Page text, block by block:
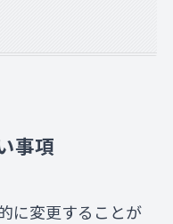
事項
に変更することが